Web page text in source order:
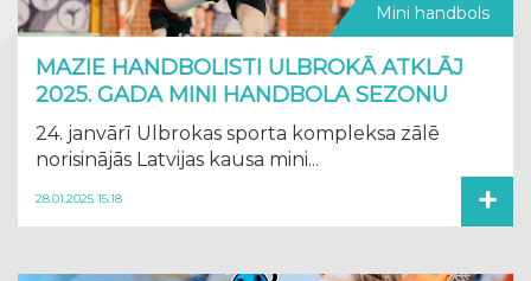
Mini handbols
MAZIE HANDBOLISTI ULBROKĀ ATKLĀJ
2025. GADA MINI HANDBOLA SEZONU
24. janvārī Ulbrokas sporta kompleksa zālē
norisinājās Latvijas kausa mini...
28.01.2025 15:18 +